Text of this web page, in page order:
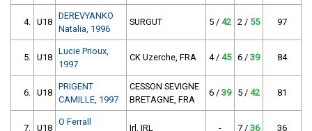
4. U18
DEREVYANKO
Natalia, 1996
SURGUT 5 / 42 2 / 55 97
5. U18
Lucie Prioux,
1997
CK Uzerche, FRA 4 / 45 6 / 39 84
6. U18
PRIGENT
CAMILLE, 1997
CESSON SEVIGNE
BRETAGNE, FRA
6 / 39 5 / 42 81
7. U18
O Ferrall
Irl, IRL - 7 / 36 36